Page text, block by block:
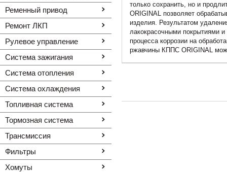
Ременный привод
Ремонт ЛКП
Рулевое управление
Система зажигания
Система отопления
Система охлаждения
Топливная система
Тормозная система
Трансмиссия
Фильтры
Хомуты
только сохранить, но и
ORIGINAL позволяет
изделия. Результатом
лакокрасочными покрытиями и
процесса коррозии на
ржавчины КППС ORIGINAL